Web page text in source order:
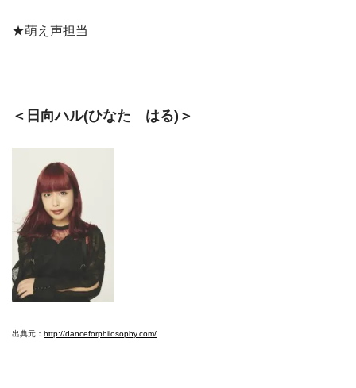
★萌え声担当
＜日向ハル(ひなた はる)＞
出典元： http://danceforphilosophy.com/